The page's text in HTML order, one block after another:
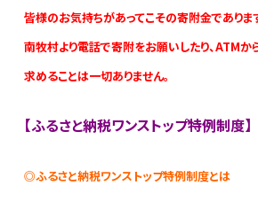
皆様のお気持ちがあってこその寄附金でありま
南牧村より電話で寄附をお願いしたり、ATM
求めることは一切ありません。
【ふるさと納税ワンストップ特例制度】
◎ふるさと納税ワンストップ特例制度とは